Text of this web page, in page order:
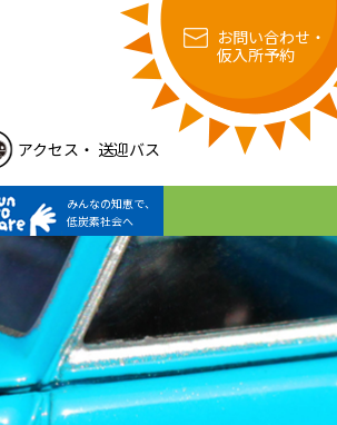
お問い合わせ・
仮入所予約
アクセス・ 送迎バス
みんなの知恵で、
低炭素社会へ